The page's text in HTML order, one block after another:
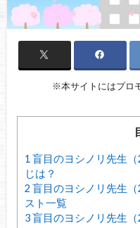
※本サイトにはプロ
1 盲目のヨシノリ先生
じは？
2 盲目のヨシノリ先生
スト一覧
3盲目のヨシノリ先生